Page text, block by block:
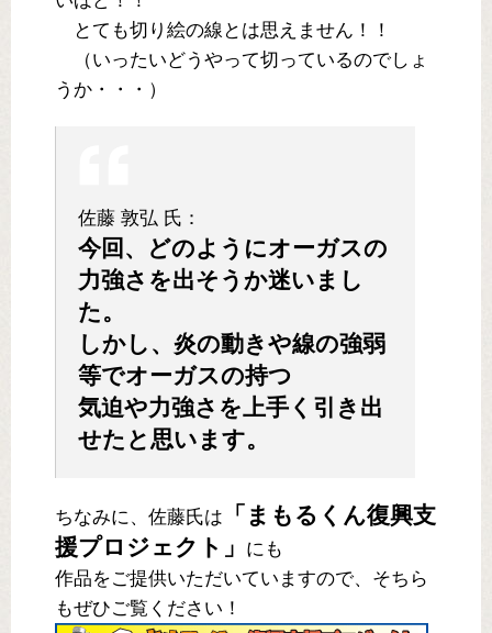
とても切り絵の線とは思えません！！
（いったいどうやって切っているのでしょ
うか・・・）
佐藤 敦弘 氏：
今回、どのようにオーガスの
力強さを出そうか迷いまし
た。
しかし、炎の動きや線の強弱
等でオーガスの持つ
気迫や力強さを上手く引き出
せたと思います。
ちなみに、佐藤氏は
「まもるくん復興支
援プロジェクト」
にも
作品をご提供いただいていますので、そちら
もぜひご覧ください！